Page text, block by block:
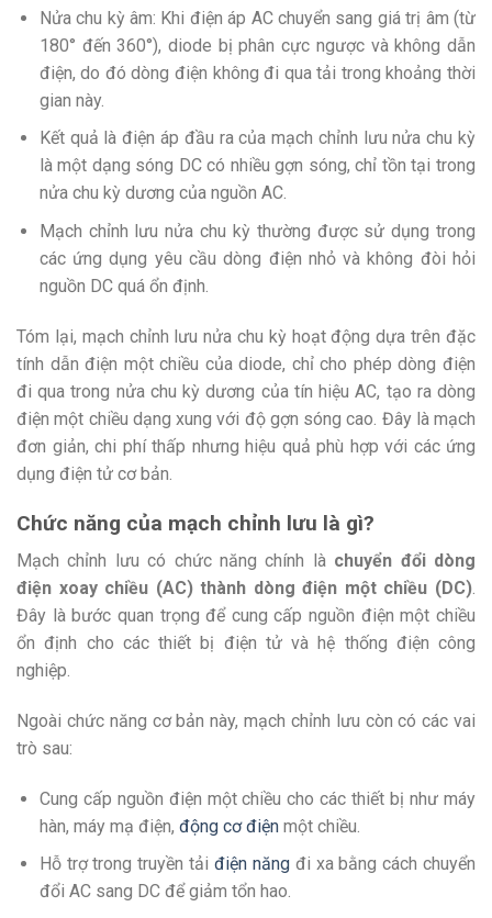
Nửa chu kỳ âm: Khi điện áp AC chuyển sang giá trị âm (từ
180° đến 360°), diode bị phân cực ngược và không dẫn
điện, do đó dòng điện không đi qua tải trong khoảng thời
gian này.
Kết quả là điện áp đầu ra của mạch chỉnh lưu nửa chu kỳ
là một dạng sóng DC có nhiều gợn sóng, chỉ tồn tại trong
nửa chu kỳ dương của nguồn AC.
Mạch chỉnh lưu nửa chu kỳ thường được sử dụng trong
các ứng dụng yêu cầu dòng điện nhỏ và không đòi hỏi
nguồn DC quá ổn định.
Tóm lại, mạch chỉnh lưu nửa chu kỳ hoạt động dựa trên đặc
tính dẫn điện một chiều của diode, chỉ cho phép dòng điện
đi qua trong nửa chu kỳ dương của tín hiệu AC, tạo ra dòng
điện một chiều dạng xung với độ gợn sóng cao. Đây là mạch
đơn giản, chi phí thấp nhưng hiệu quả phù hợp với các ứng
dụng điện tử cơ bản.
Chức năng của mạch chỉnh lưu là gì?
Mạch chỉnh lưu có chức năng chính là chuyển đổi dòng
điện xoay chiều (AC) thành dòng điện một chiều (DC).
Đây là bước quan trọng để cung cấp nguồn điện một chiều
ổn định cho các thiết bị điện tử và hệ thống điện công
nghiệp.
Ngoài chức năng cơ bản này, mạch chỉnh lưu còn có các vai
trò sau:
Cung cấp nguồn điện một chiều cho các thiết bị như máy
hàn, máy mạ điện, động cơ điệnmột chiều.
Hỗ trợ trong truyền tải điện năngđi xa bằng cách chuyển
đổi AC sang DC để giảm tổn hao.